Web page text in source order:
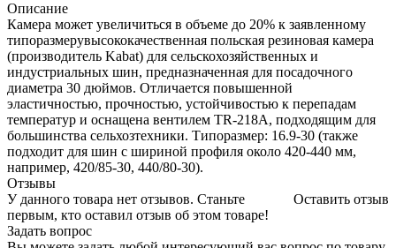
Описание
Камера может увеличиться в объеме до 20% к заявленному
типоразмерувысококачественная польская резиновая камера
(производитель Kabat) для сельскохозяйственных и
индустриальных шин, предназначенная для посадочного
диаметра 30 дюймов. Отличается повышенной
эластичностью, прочностью, устойчивостью к перепадам
температур и оснащена вентилем TR-218A, подходящим для
большинства сельхозтехники. Типоразмер: 16.9-30 (также
подходит для шин с шириной профиля около 420-440 мм,
например, 420/85-30, 440/80-30).
Отзывы
Оставить отзыв
У данного товара нет отзывов. Станьте
первым, кто оставил отзыв об этом товаре!
Задать вопрос